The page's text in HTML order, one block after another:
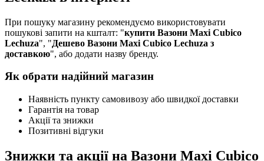
При пошуку магазину рекомендуємо використовувати
пошукові запити на кшталт: "купити Вазони Maxi Cubico
Lechuza", "Дешево Вазони Maxi Cubico Lechuza з
доставкою", або додати назву бренду.
Як обрати надійний магазин
Наявність пункту самовивозу або швидкої доставки
Гарантія на товар
Акції та знижки
Позитивні відгуки
Знижки та акції на Вазони Maxi Cubico